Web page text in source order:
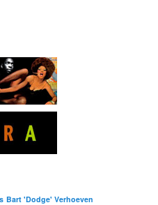
Bart 'Dodge' Verhoeven